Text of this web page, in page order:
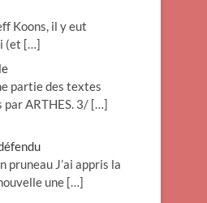
Koons, il y eut
(et […]
partie des textes
par ARTHES. 3/ […]
pruneau J’ai appris la
une […]